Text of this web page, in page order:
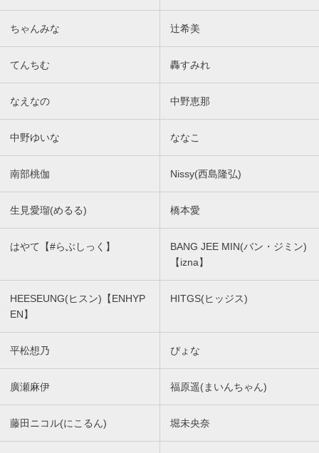
ちゃんみな 辻希美
てんちむ 轟すみれ
なえなの 中野恵那
中野ゆいな ななこ
南部桃伽 Nissy(西島隆弘)
生見愛瑠(めるる) 橋本愛
はやて【#らぶしっく】
BANG JEE MIN(バン・ジミン)
【izna】
HEESEUNG(ヒスン)【ENHYP
EN】
HITGS(ヒッジス)
平松想乃 ぴょな
廣瀬麻伊 福原遥(まいんちゃん)
藤田ニコル(にこるん) 堀未央奈